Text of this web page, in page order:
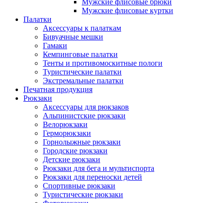
Мужские флисовые брюки
Мужские флисовые куртки
Палатки
Аксессуары к палаткам
Бивуачные мешки
Гамаки
Кемпинговые палатки
Тенты и противомоскитные пологи
Туристические палатки
Экстремальные палатки
Печатная продукция
Рюкзаки
Аксессуары для рюкзаков
Альпинистские рюкзаки
Велорюкзаки
Герморюкзаки
Горнолыжные рюкзаки
Городские рюкзаки
Детские рюкзаки
Рюкзаки для бега и мультиспорта
Рюкзаки для переноски детей
Спортивные рюкзаки
Туристические рюкзаки